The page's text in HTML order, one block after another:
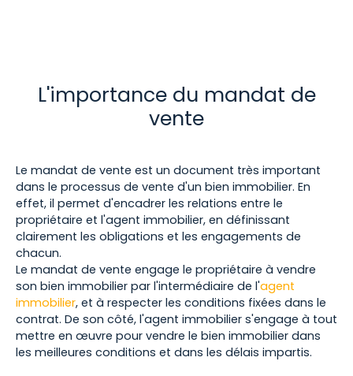
L'importance du mandat de
vente
Le mandat de vente est un document très important
dans le processus de vente d'un bien immobilier. En
effet, il permet d'encadrer les relations entre le
propriétaire et l'agent immobilier, en définissant
clairement les obligations et les engagements de
chacun.
Le mandat de vente engage le propriétaire à vendre
son bien immobilier par l'intermédiaire de l'agent
immobilier, et à respecter les conditions fixées dans le
contrat. De son côté, l'agent immobilier s'engage à tout
mettre en œuvre pour vendre le bien immobilier dans
les meilleures conditions et dans les délais impartis.